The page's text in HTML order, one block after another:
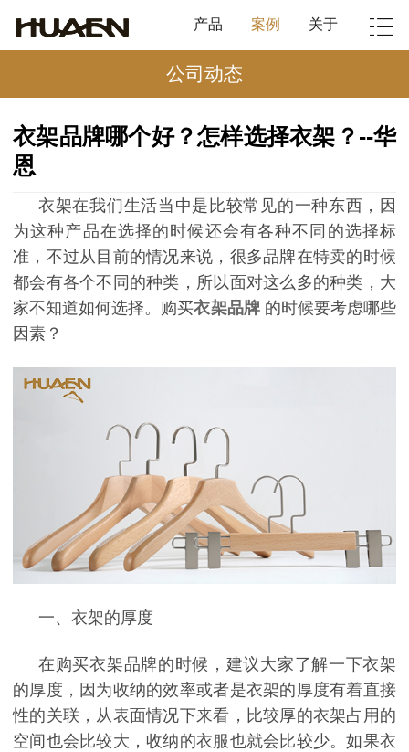
产品 案例 关于
公司动态
衣架品牌哪个好？怎样选择衣架？--华
恩
衣架在我们生活当中是比较常见的一种东西，因
为这种产品在选择的时候还会有各种不同的选择标
准，不过从目前的情况来说，很多品牌在特卖的时候
都会有各个不同的种类，所以面对这么多的种类，大
家不知道如何选择。购买衣架品牌 的时候要考虑哪些
因素？
一、 衣架的厚度
在购买衣架品牌的时候，建议大家了解一下衣架
的厚度，因为收纳的效率或者是衣架的厚度有着直接
性的关联，从表面情况下来看，比较厚的衣架占用的
空间也会比较大，收纳的衣服也就会比较少。如果衣